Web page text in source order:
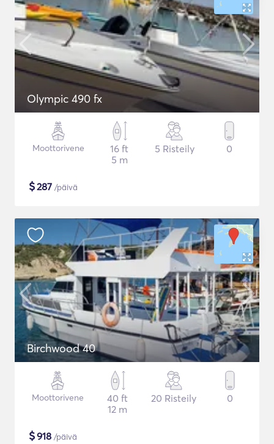
Olympic 490 fx
Moottorivene
16 ft
5 m
5 Risteily 0
$287 /päivä
Birchwood 40
Moottorivene
40 ft
12 m
20 Risteily 0
$918 /päivä